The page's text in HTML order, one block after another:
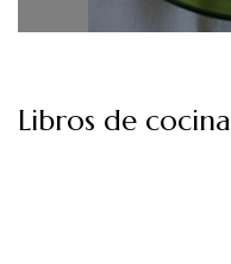
Libros de cocina